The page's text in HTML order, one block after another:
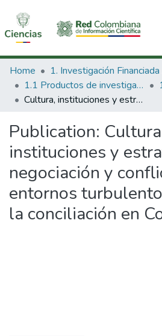
Communities & Collections
All of DSpace
Home
1.1 Productos de investigación
Cultura, instituciones y estrategias : negociación y conflicto en entornos turbulentos : el caso de la conciliación en Colombia
Publication:
instituciones y
negociación y
entornos
la conciliación en